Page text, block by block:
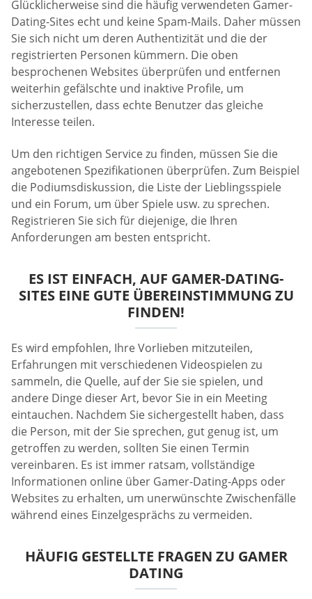
Glücklicherweise sind die häufig verwendeten Gamer-
Dating-Sites echt und keine Spam-Mails. Daher müssen
Sie sich nicht um deren Authentizität und die der
registrierten Personen kümmern. Die oben
besprochenen Websites überprüfen und entfernen
weiterhin gefälschte und inaktive Profile, um
sicherzustellen, dass echte Benutzer das gleiche
Interesse teilen.
Um den richtigen Service zu finden, müssen Sie die
angebotenen Spezifikationen überprüfen. Zum Beispiel
die Podiumsdiskussion, die Liste der Lieblingsspiele
und ein Forum, um über Spiele usw. zu sprechen.
Registrieren Sie sich für diejenige, die Ihren
Anforderungen am besten entspricht.
ES IST EINFACH, AUF GAMER-DATING-
SITES EINE GUTE ÜBEREINSTIMMUNG ZU
FINDEN!
Es wird empfohlen, Ihre Vorlieben mitzuteilen,
Erfahrungen mit verschiedenen Videospielen zu
sammeln, die Quelle, auf der Sie sie spielen, und
andere Dinge dieser Art, bevor Sie in ein Meeting
eintauchen. Nachdem Sie sichergestellt haben, dass
die Person, mit der Sie sprechen, gut genug ist, um
getroffen zu werden, sollten Sie einen Termin
vereinbaren. Es ist immer ratsam, vollständige
Informationen online über Gamer-Dating-Apps oder
Websites zu erhalten, um unerwünschte Zwischenfälle
während eines Einzelgesprächs zu vermeiden.
HÄUFIG GESTELLTE FRAGEN ZU GAMER
DATING